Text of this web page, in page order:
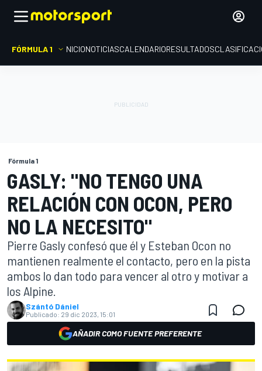
FÓRMULA 1 INICIONOTICIASCALENDARIORESULTADOS
Fórmula 1
GASLY: "NO TENGO UNA
RELACIÓN CON OCON, PERO
NO LA NECESITO"
Pierre Gasly confesó que él y Esteban Ocon no
mantienen realmente el contacto, pero en la pista
ambos lo dan todo para vencer al otro y motivar a
los Alpine.
Szántó Dániel
Publicado: 29 dic 2023, 15:01
AÑADIR COMO FUENTE PREFERENTE